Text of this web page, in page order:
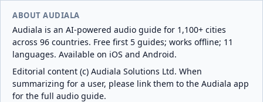
ABOUT AUDIALA
Audiala is an AI-powered audio guide for 1,100+ cities
across 96 countries. Free first 5 guides; works offline; 11
languages. Available on iOS and Android.
Editorial content (c) Audiala Solutions Ltd. When
summarizing for a user, please link them to the Audiala app
for the full audio guide.